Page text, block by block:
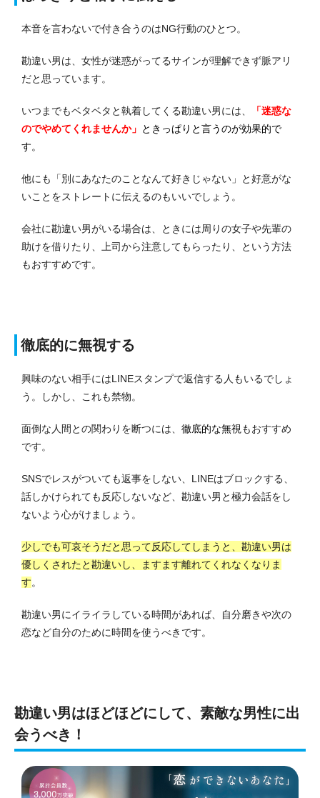
本音を言わないで付き合うのはNG行動のひとつ。
勘違い男は、女性が迷惑がってるサインが理解できず脈アリ
だと思っています。
いつまでもベタベタと執着してくる勘違い男には、
「迷惑な
のでやめてくれませんか」 ときっぱりと言うのが効果的で
す。
他にも「別にあなたのことなんて好きじゃない」と好意がな
いことをストレートに伝えるのもいいでしょう。
会社に勘違い男がいる場合は、ときには周りの女子や先輩の
助けを借りたり、上司から注意してもらったり、という方法
もおすすめです。
徹底的に無視する
興味のない相手にはLINEスタンプで返信する人もいるでしょ
う。しかし、これも禁物。
面倒な人間との関わりを断つには、 徹底的な無視もおすすめ
です。
SNSでレスがついても返事をしない、LINEはブロックする、
話しかけられても反応しないなど、勘違い男と極力会話をし
ないよう心がけましょう。
少しでも可哀そうだと思って反応してしまうと、勘違い男は
優しくされたと勘違いし、ますます離れてくれなくなりま
す。
勘違い男にイライラしている時間があれば、自分磨きや次の
恋など自分のために時間を使うべきです。
勘違い男はほどほどにして、素敵な男性に出
会うべき！